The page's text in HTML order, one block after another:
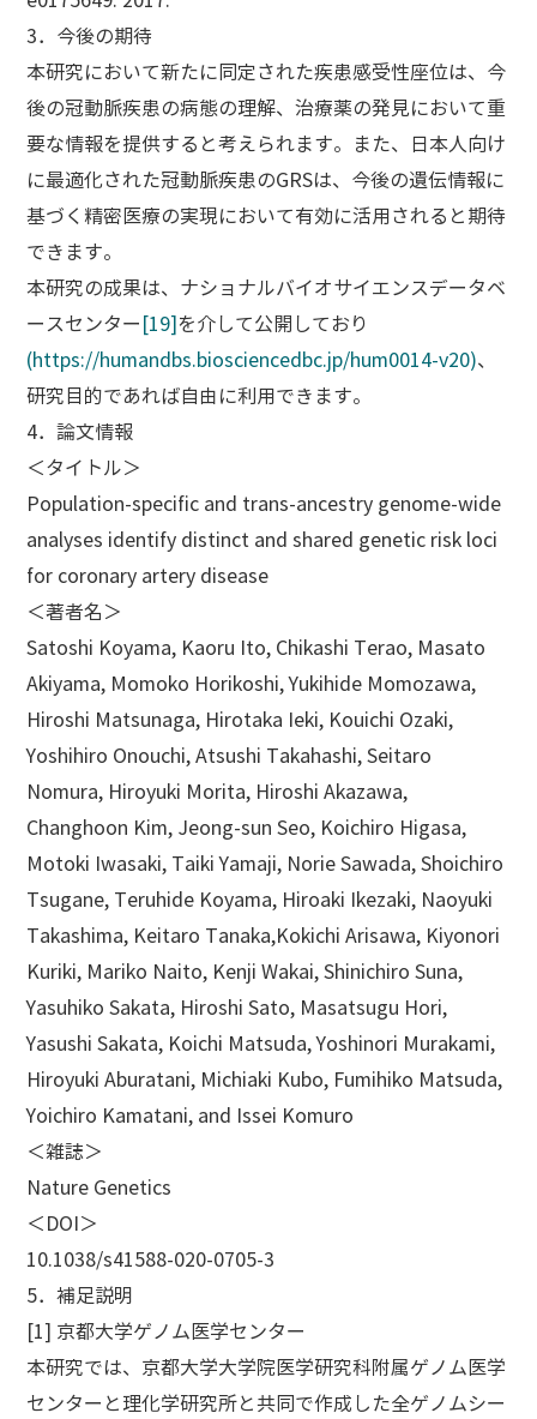
3．今後の期待
本研究において新たに同定された疾患感受性座位は、今
後の冠動脈疾患の病態の理解、治療薬の発見において重
要な情報を提供すると考えられます。また、日本人向け
に最適化された冠動脈疾患のGRSは、今後の遺伝情報に
基づく精密医療の実現において有効に活用されると期待
できます。
本研究の成果は、ナショナルバイオサイエンスデータベ
ースセンター [19] を介して公開しており
(https://humandbs.biosciencedbc.jp/hum0014-v20)、
研究目的であれば自由に利用できます。
4．論文情報
＜タイトル＞
Population-specific and trans-ancestry genome-wide
analyses identify distinct and shared genetic risk loci
for coronary artery disease
＜著者名＞
Satoshi Koyama, Kaoru Ito, Chikashi Terao, Masato
Akiyama, Momoko Horikoshi, Yukihide Momozawa,
Hiroshi Matsunaga, Hirotaka Ieki, Kouichi Ozaki,
Yoshihiro Onouchi, Atsushi Takahashi, Seitaro
Nomura, Hiroyuki Morita, Hiroshi Akazawa,
Changhoon Kim, Jeong-sun Seo, Koichiro Higasa,
Motoki Iwasaki, Taiki Yamaji, Norie Sawada, Shoichiro
Tsugane, Teruhide Koyama, Hiroaki Ikezaki, Naoyuki
Takashima, Keitaro Tanaka,Kokichi Arisawa, Kiyonori
Kuriki, Mariko Naito, Kenji Wakai, Shinichiro Suna,
Yasuhiko Sakata, Hiroshi Sato, Masatsugu Hori,
Yasushi Sakata, Koichi Matsuda, Yoshinori Murakami,
Hiroyuki Aburatani, Michiaki Kubo, Fumihiko Matsuda,
Yoichiro Kamatani, and Issei Komuro
＜雑誌＞
Nature Genetics
＜DOI＞
10.1038/s41588-020-0705-3
5．補足説明
[1] 京都大学ゲノム医学センター
本研究では、京都大学大学院医学研究科附属ゲノム医学
センターと理化学研究所と共同で作成した全ゲノムシー